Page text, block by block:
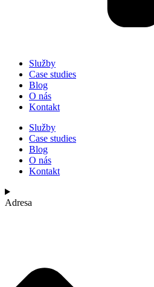
Služby
Case studies
Blog
O nás
Kontakt
Služby
Case studies
Blog
O nás
Kontakt
Adresa